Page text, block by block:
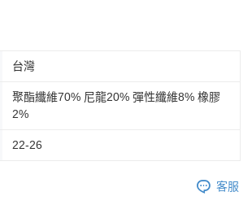
台灣
聚酯纖維70% 尼龍20% 彈性纖維8% 橡膠
2%
22-26
客服